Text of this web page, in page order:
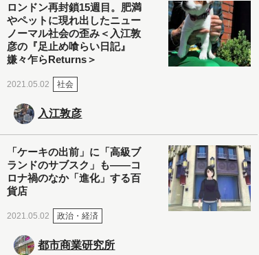
ロンドン再封鎖15週目。肥満
やペットに現れ出したニュー
ノーマル社会の歪み＜入江敦
彦の『足止め喰らい日記』
嫌々乍らReturns＞
2021.05.02 社会
入江敦彦
「ケーキの出前」に「高級ブ
ランドのサブスク」も――コ
ロナ禍のなか「進化」する百
貨店
2021.05.02 政治・経済
都市商業研究所